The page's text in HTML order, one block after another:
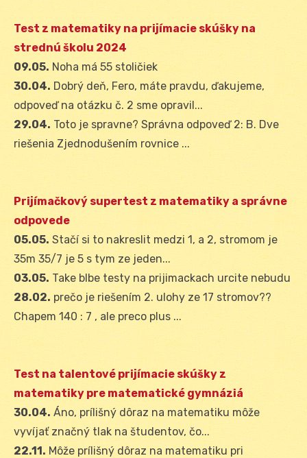
Test z matematiky na prijímacie skúšky na
strednú školu 2024
09.05. Noha má 55 stoličiek
30.04. Dobrý deň, Fero, máte pravdu, ďakujeme,
odpoveď na otázku č. 2 sme opravil...
29.04. Toto je spravne? Správna odpoveď 2: B. Dve
riešenia Zjednodušením rovnice ...
Prijímačkový supertest z matematiky a správne
odpovede
05.05. Stačí si to nakreslit medzi 1, a 2, stromom je
35m 35/7 je 5 s tym ze jeden...
03.05. Take blbe testy na prijimackach urcite nebudu
28.02. prečo je riešením 2. ulohy ze 17 stromov??
Chapem 140 : 7 , ale preco plus ...
Test na talentové prijímacie skúšky z
matematiky pre matematické gymnáziá
30.04. Áno, prílišný dôraz na matematiku môže
vyvíjať značný tlak na študentov, čo...
22.11. Môže prílišný dôraz na matematiku pri